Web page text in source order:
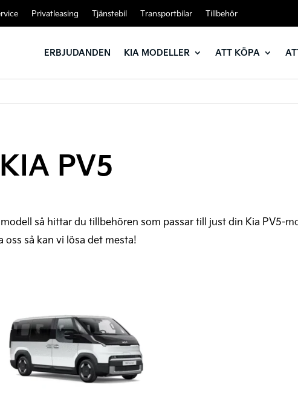
Privatleasing Tjänstebil Transportbilar Tillbehör
ERBJUDANDEN KIA MODELLER ATT KÖPA
PV5
så hittar du tillbehören som passar till just din Kia PV5-
så kan vi lösa det mesta!